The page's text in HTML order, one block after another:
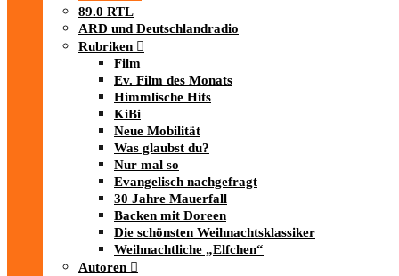
89.0 RTL
ARD und Deutschlandradio
Rubriken
Film
Ev. Film des Monats
Himmlische Hits
KiBi
Neue Mobilität
Was glaubst du?
Nur mal so
Evangelisch nachgefragt
30 Jahre Mauerfall
Backen mit Doreen
Die schönsten Weihnachtsklassiker
Weihnachtliche „Elfchen“
Autoren